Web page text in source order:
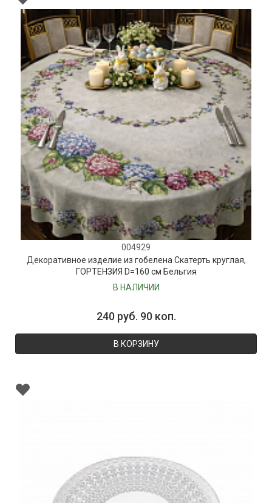
004929
Декоративное изделие из гобелена Скатерть круглая,
ГОРТЕНЗИЯ D=160 см Бельгия
В НАЛИЧИИ
240 руб. 90 коп.
В КОРЗИНУ